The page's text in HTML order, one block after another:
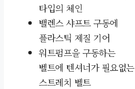
타입의 체인
밸렌스 샤프트 구동에
플라스틱 제질 기어
워트펌프을 구동하는
벨트에 텐셔너가 필요없는
스트레치 벨트